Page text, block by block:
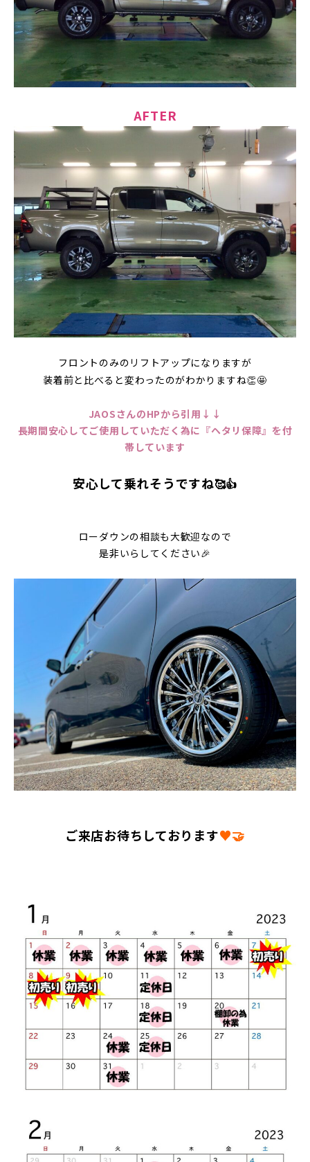
AFTER
フロントのみのリフトアップになりますが
装着前と比べると変わったのがわかりますね👏🤩
JAOSさんのHPから引用↓↓
長期間安心してご使用していただく為に『ヘタリ保障』を付
帯しています
安心して乗れそうですね🥰👍
ローダウンの相談も大歓迎なので
是非いらしてください🎉
ご来店お待ちしております♥🤝